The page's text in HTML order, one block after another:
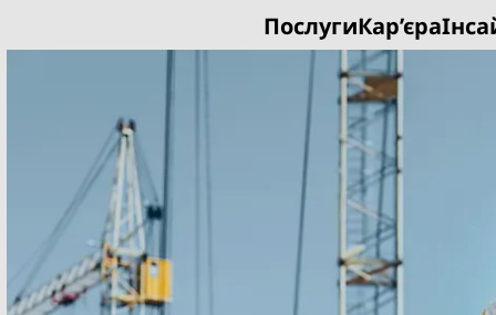
ПослугиКар’єра